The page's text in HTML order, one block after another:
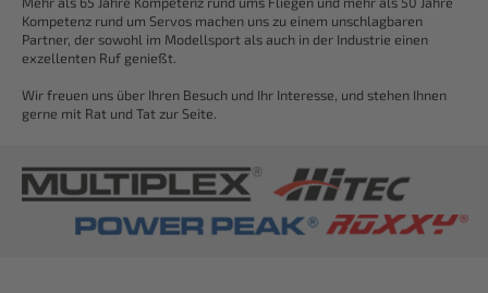
Kompetenz rund um Servos machen uns zu einem unschlagbaren
Partner, der sowohl im Modellsport als auch in der Industrie einen
exzellenten Ruf genießt.
Wir freuen uns über Ihren Besuch und Ihr Interesse, und stehen Ihnen
gerne mit Rat und Tat zur Seite.